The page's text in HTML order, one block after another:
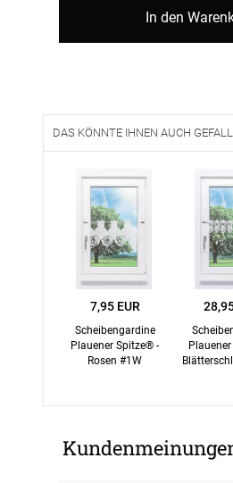
In den
DAS KÖNNTE IHNEN AUCH
7,95 EUR
Scheibengardine
Plauener Spitze® -
Rosen #1W